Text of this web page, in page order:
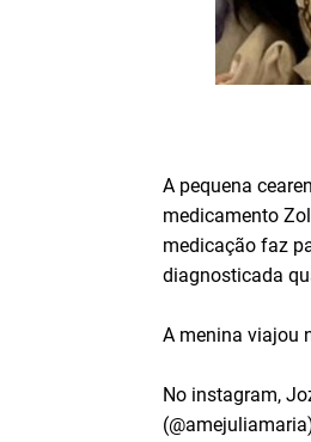
A pequena
medicamento
medicação faz
diagnosticada
A menina viajou
No instagram,